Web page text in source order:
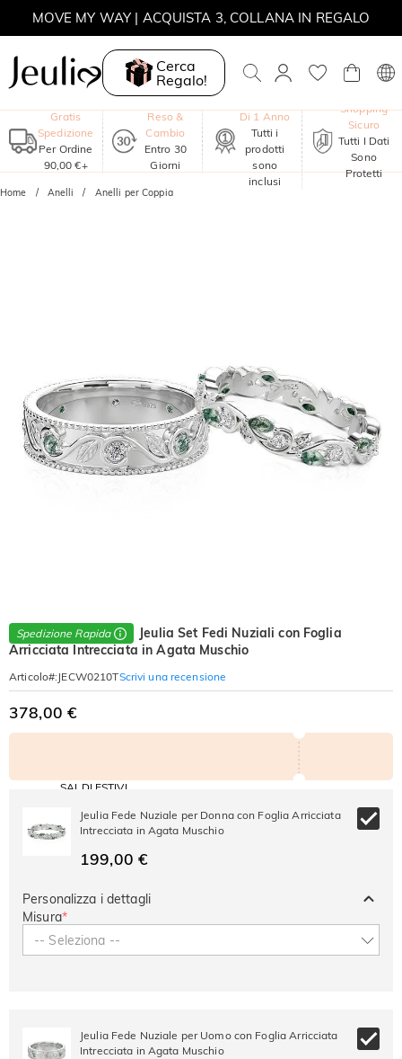
MOVE MY WAY | ACQUISTA 3, COLLANA IN REGALO
Cerca
Regalo!
Gratis
Spedizione
Per Ordine
90,00 €+
Reso &
Cambio
Entro 30
Giorni
Di 1 Anno
Tutti i
prodotti
sono
inclusi
Shopping
Sicuro
Tutti I Dati
Sono
Protetti
Home Anelli Anelli per Coppia
Spedizione Rapida
Jeulia Set Fedi Nuziali con Foglia
Arricciata Intrecciata in Agata Muschio
Articolo#: JECW0210TScrivi una recensione
378,00 €
SALDI ESTIVI
SU TUTTO
-30%
SUL 2°
ARTICOLO
SUMMER
Copia
Jeulia Fede Nuziale per Donna con Foglia Arricciata
Intrecciata in Agata Muschio
199,00 €
Personalizza i dettagli
Misura*
-- Seleziona --
Jeulia Fede Nuziale per Uomo con Foglia Arricciata
Intrecciata in Agata Muschio